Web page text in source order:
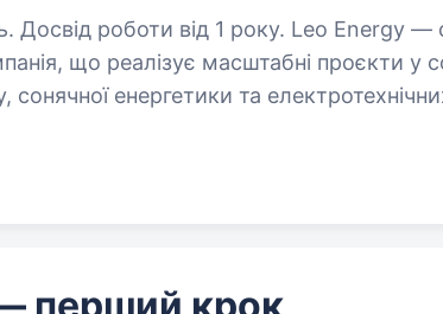
роботи від 1 року. Leo Energy — сучасна
що реалізує масштабні проєкти у
енергетики та